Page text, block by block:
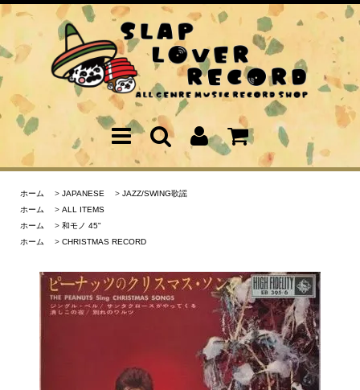
ホーム > JAPANESE > JAZZ/SWING歌謡
ホーム
> ALL ITEMS
ホーム
> 和モノ 45"
ホーム
> CHRISTMAS RECORD